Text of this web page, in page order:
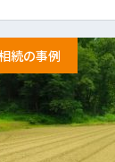
続の事例